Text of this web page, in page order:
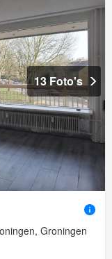
13 Foto's
Groningen